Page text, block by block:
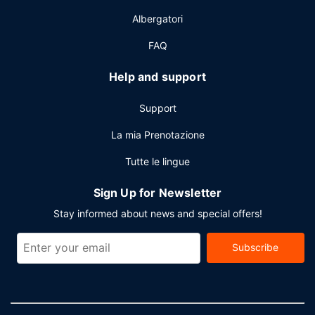
piscina. La colazione a buffet è disponibile a pagamento
tutti i giorni dalle ore 07:00 alle ore 10:30.
Potrai usufruire di un business center aperto 24 ore su 24,
servizio auto o limousine e quotidiani gratuiti nella hall. Un
un'area per conferenze e sale riunioni. Il un parcheggio
gratuito è disponibile in loco.
Albergatori
FAQ
Help and support
Support
La mia Prenotazione
Tutte le lingue
Sign Up for Newsletter
Stay informed about news and special offers!
Subscribe